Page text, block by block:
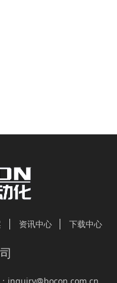
资讯中心 下载中心